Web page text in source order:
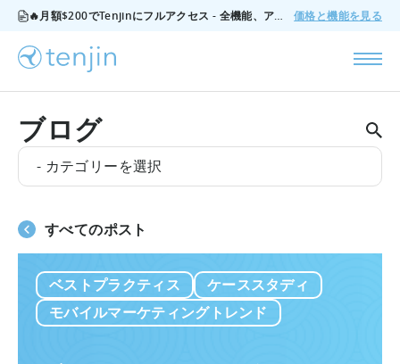
🔥月額$200でTenjinにフルアクセス - 全機能、アドオンなし、いつでもキャンセル可能。 価格と機能を見る
ブログ
- カテゴリーを選択
すべてのポスト
ベストプラクティス
ケーススタディ
モバイルマーケティングトレンド